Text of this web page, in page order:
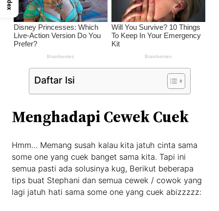
Daftar Isi
Menghadapi Cewek Cuek
Hmm… Memang susah kalau kita jatuh cinta sama
some one yang cuek banget sama kita. Tapi ini
semua pasti ada solusinya kug, Berikut beberapa
tips buat Stephani dan semua cewek / cowok yang
lagi jatuh hati sama some one yang cuek abizzzzz: